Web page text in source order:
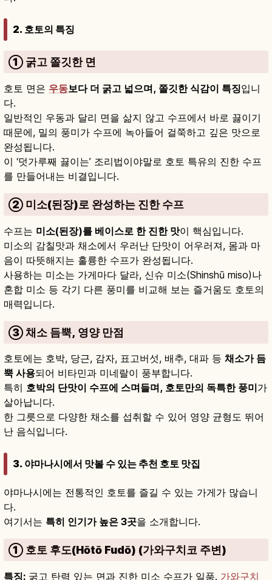
2. 호토의 특징
① 굵고 쫄깃한 면
호토 면은 우동보다 더 굵고 넓으며, 쫄깃한 식감이 특징입니
다.
일반적인 우동과 달리 면을 삶지 않고 수프에서 바로 끓이기
때문에, 밀의 풍미가 수프에 녹아들어 걸쭉하고 깊은 맛으로
완성됩니다.
이 ‘덧가루째 끓이는’ 조리법이야말로 호토 특유의 진한 수프
를 만들어내는 비결입니다.
② 미소(된장)로 완성하는 진한 수프
수프는 미소(된장)를 베이스로 한 진한 맛이 핵심입니다.
미소의 감칠맛과 채소에서 우러난 단맛이 어우러져, 몸과 마
음이 따뜻해지는 훌륭한 수프가 완성됩니다.
사용하는 미소는 가게마다 달라, 신슈 미소(Shinshū miso)나
혼합 미소 등 각기 다른 풍미를 비교해 보는 즐거움도 호토의
매력입니다.
③ 채소 듬뿍, 영양 만점
호토에는 호박, 당근, 감자, 표고버섯, 배추, 대파 등 채소가 듬
뿍 사용되어 비타민과 미네랄이 풍부합니다.
특히 호박의 단맛이 수프에 스며들며, 호토만의 독특한 풍미가
살아납니다.
한 그릇으로 다양한 채소를 섭취할 수 있어 영양 균형도 뛰어
난 음식입니다.
3. 야마나시에서 맛볼 수 있는 추천 호토 맛집
야마나시에는 전통적인 호토를 즐길 수 있는 가게가 많습니
다.
여기서는 특히 인기가 높은 3곳을 소개합니다.
① 호토 후도(Hōtō Fudō) (가와구치코 주변)
특징: 굵고 탄력 있는 면과 진한 미소 수프가 일품. 가와구치